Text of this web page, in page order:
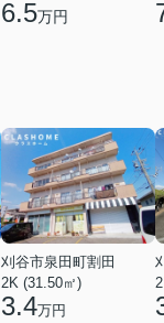
6.5万円
刈谷市泉田町割田
2K (31.50㎡)
3.4万円